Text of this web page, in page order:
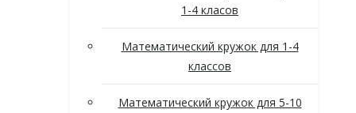
1-4 класов
Математический кружок для 1-4
классов
Математический кружок для 5-10